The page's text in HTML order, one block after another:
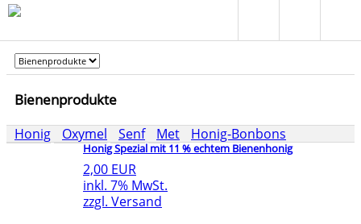
Bienenprodukte
Honig Oxymel Senf Met Honig-Bonbons
Honig Spezial mit 11 % echtem Bienenhonig
2,00 EUR
inkl. 7% MwSt.
zzgl. Versand